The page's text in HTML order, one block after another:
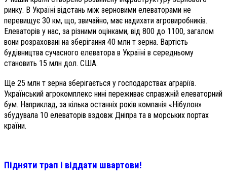
ринку. В Україні відстань між зерновими елеваторами не
перевищує 30 км, що, звичайно, має надихати агровиробників.
Елеваторів у нас, за різними оцінками, від 800 до 1100, загалом
вони розраховані на зберігання 40 млн т зерна. Вартість
будівництва сучасного елеватора в Україні в середньому
становить 15 млн дол. США.
Ще 25 млн т зерна зберігається у господарствах аграріїв.
Український агрокомплекс нині переживає справжній елеваторний
бум. Наприклад, за кілька останніх років компанія «Нібулон»
збудувала 10 елеваторів вздовж Дніпра та в морських портах
країни.
Підняти трап і віддати швартови!